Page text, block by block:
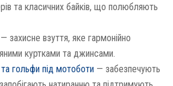
та класичних байків, що полюбляють
— захисне взуття, яке гармонійно
куртками та джинсами.
гольфи під мотоботи — забезпечують